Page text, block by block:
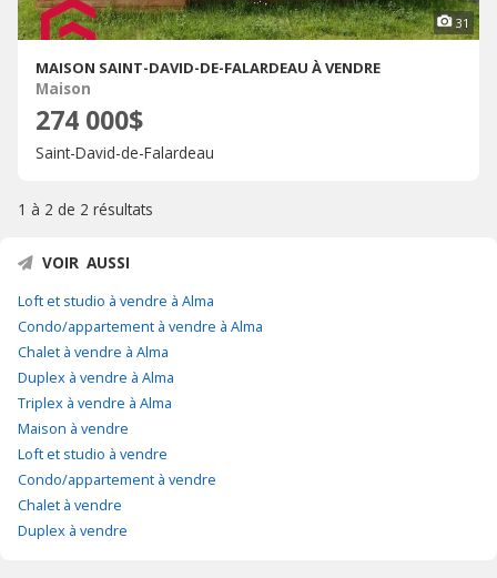
31
MAISON SAINT-DAVID-DE-FALARDEAU À VENDRE
Maison
274 000$
Saint-David-de-Falardeau
1 à 2 de 2 résultats
VOIR AUSSI
Loft et studio à vendre à Alma
Condo/appartement à vendre à Alma
Chalet à vendre à Alma
Duplex à vendre à Alma
Triplex à vendre à Alma
Maison à vendre
Loft et studio à vendre
Condo/appartement à vendre
Chalet à vendre
Duplex à vendre